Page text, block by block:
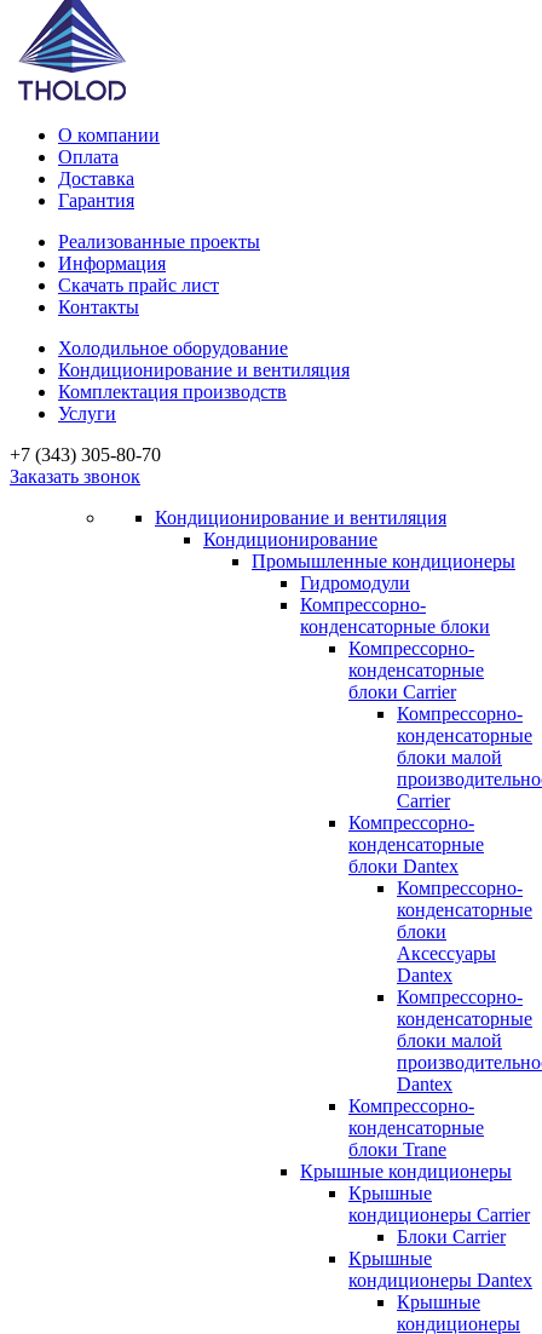
О компании
Оплата
Доставка
Гарантия
Реализованные проекты
Информация
Скачать прайс лист
Контакты
Холодильное оборудование
Кондиционирование и вентиляция
Комплектация производств
Услуги
+7 (343) 305-80-70
Заказать звонок
Кондиционирование и вентиляция
Кондиционирование
Промышленные кондиционеры
Гидромодули
Компрессорно-
конденсаторные блоки
Компрессорно-
конденсаторные
блоки Carrier
Компрессорно-
конденсаторные
блоки малой
Carrier
Компрессорно-
конденсаторные
блоки Dantex
Компрессорно-
конденсаторные
блоки
Аксессуары
Dantex
Компрессорно-
конденсаторные
блоки малой
Dantex
Компрессорно-
конденсаторные
блоки Trane
Крышные кондиционеры
Крышные
кондиционеры Carrier
Блоки Carrier
Крышные
кондиционеры Dantex
Крышные
кондиционеры